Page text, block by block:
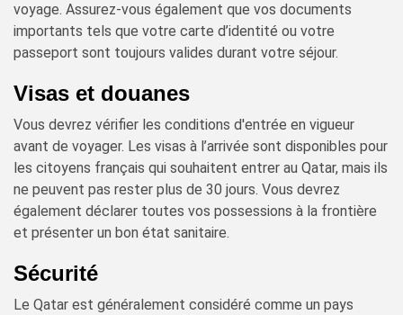
voyage. Assurez-vous également que vos documents
importants tels que votre carte d’identité ou votre
passeport sont toujours valides durant votre séjour.
Visas et douanes
Vous devrez vérifier les conditions d'entrée en vigueur
avant de voyager. Les visas à l’arrivée sont disponibles pour
les citoyens français qui souhaitent entrer au Qatar, mais ils
ne peuvent pas rester plus de 30 jours. Vous devrez
également déclarer toutes vos possessions à la frontière
et présenter un bon état sanitaire.
Sécurité
Le Qatar est généralement considéré comme un pays